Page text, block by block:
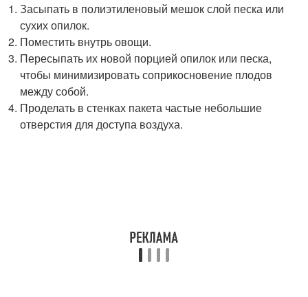
Засыпать в полиэтиленовый мешок слой песка или
сухих опилок.
Поместить внутрь овощи.
Пересыпать их новой порцией опилок или песка,
чтобы минимизировать соприкосновение плодов
между собой.
Проделать в стенках пакета частые небольшие
отверстия для доступа воздуха.